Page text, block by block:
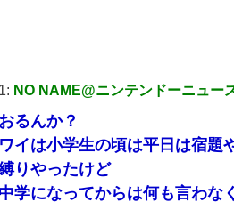
1: NO NAME@ニンテンドーニュー
おるんか？
ワイは小学生の頃は平日は宿題
りやったけど
中学になってからは何も言わな